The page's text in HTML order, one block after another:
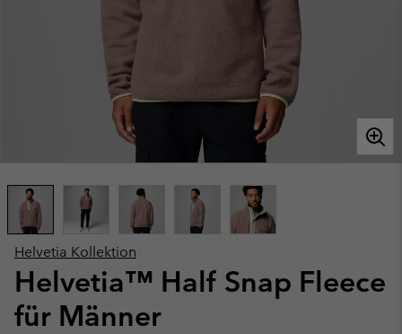
Helvetia Kollektion
Helvetia™ Half Snap Fleece
für Männer